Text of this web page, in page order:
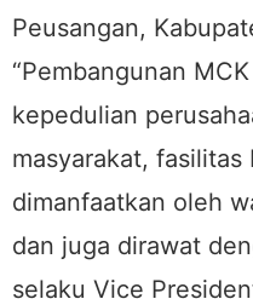
Peusangan,
“Pembangunan
kepedulian
masyarakat,
dimanfaatkan oleh
dan juga dirawat
selaku Vice